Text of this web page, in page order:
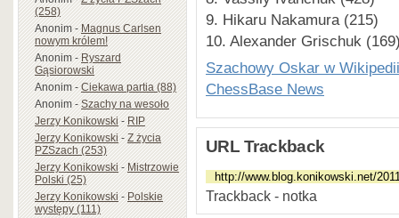
(258)
Anonim-Magnus Carlsen
nowym królem!
Anonim-Ryszard
Gąsiorowski
Anonim-Ciekawa partia (88)
Anonim-Szachy na wesoło
Jerzy Konikowski-RIP
Jerzy Konikowski-Z życia
PZSzach (253)
Jerzy Konikowski-Mistrzowie
Polski (25)
Jerzy Konikowski-Polskie
występy (111)
9. Hikaru Nakamura (215)
10. Alexander Grischuk
Szachowy Oskar w Wikipedii
ChessBase News
URL Trackback
Trackback - notka